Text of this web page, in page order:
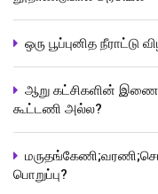
ஒரு பூப்புனித நீராட்டு
ஆறு கட்சிகளின்
கூட்டணி அல்ல?
பொறுப்பு?